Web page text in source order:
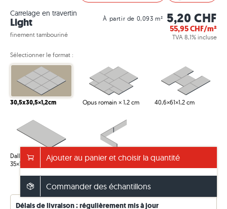
Carrelage en travertin
Light
finement tambouriné
À partir de 0,093 m² 5,20 CHF
55,95CHF/m²
TVA 8,1% incluse
Sélectionner le format :
30,5x30,5×1,2cm Opus romain × 1,2 cm 40,6×61×1,2 cm
Dalle universelle
35×115×3 cm
Plinthe 6×40,6×1,2 cm
Voir info – emballage/poids
Délais de livraison : régulièrement mis à jour
Ajouter au panier et choisir la quantité
Commander des échantillons